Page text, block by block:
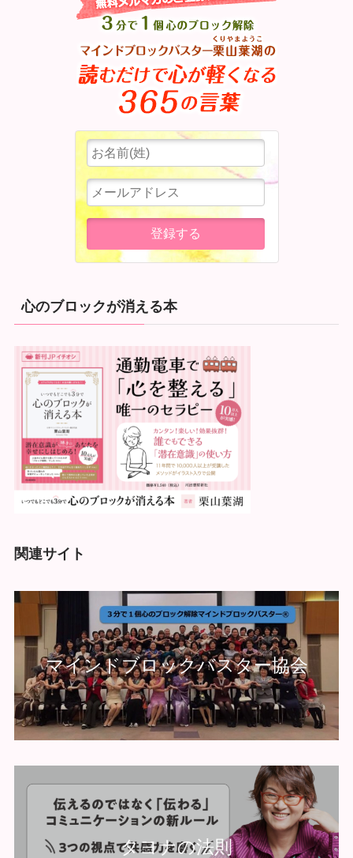
心のブロックが消える本
関連サイト
マインドブロックバスター協会
タヨナの法則